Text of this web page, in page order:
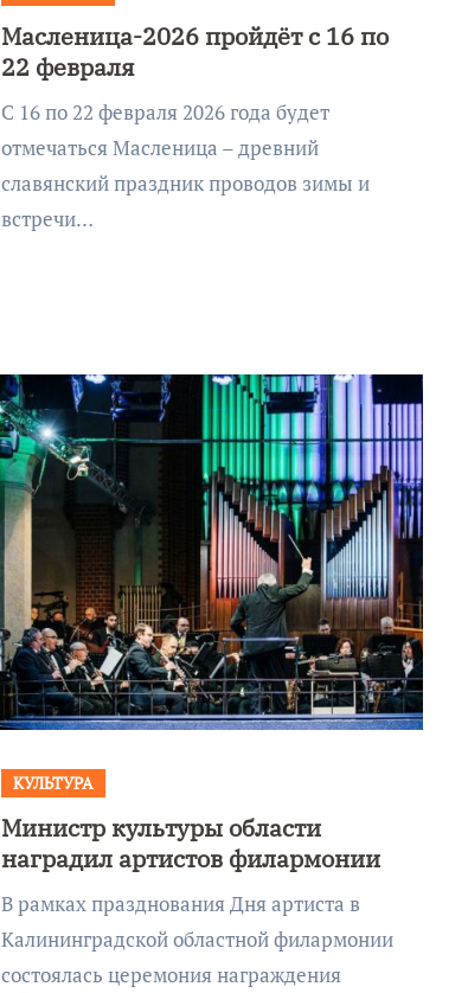
Масленица-2026 пройдёт с 16 по
22 февраля
С 16 по 22 февраля 2026 года будет
отмечаться Масленица – древний
славянский праздник проводов зимы и
встречи…
КУЛЬТУРА
Министр культуры области
наградил артистов филармонии
В рамках празднования Дня артиста в
Калининградской областной филармонии
состоялась церемония награждения